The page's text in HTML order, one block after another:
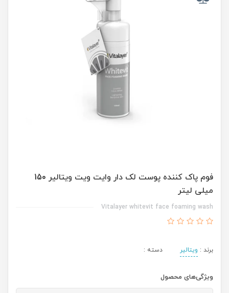
فوم پاک کننده پوست لک دار وایت ویت ویتالیر 150
میلی لیتر
Vitalayer whitevit face foaming wash
برند : ویتالیر دسته :
ویژگی‌های محصول